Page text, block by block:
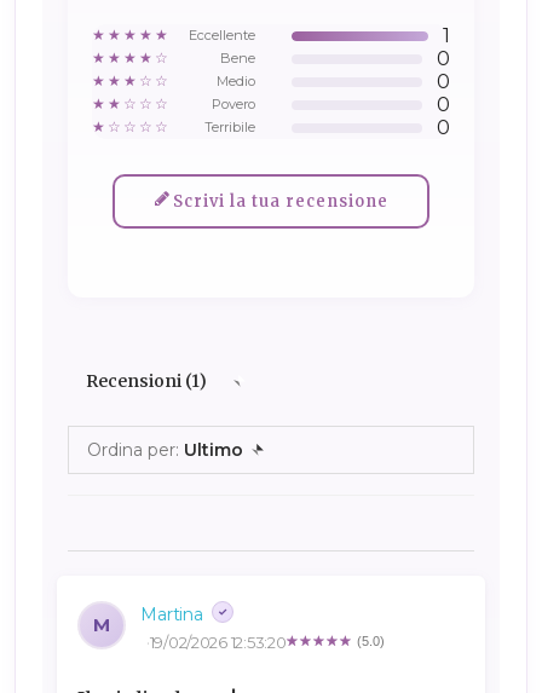
★★★★★ Eccellente 1
★★★★☆ Bene 0
★★★☆☆ Medio 0
★★☆☆☆ Povero 0
★☆☆☆☆ Terribile 0
Scrivi la tua recensione
Recensioni (1)
Ordina per: Ultimo
M Martina
(5.0)
19/02/2026 12:53:20